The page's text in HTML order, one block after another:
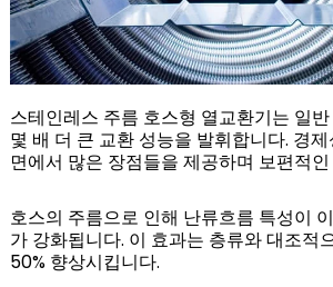
스테인레스 주름 호스형 열교환기는 일
몇 배 더 큰 교환 성능을 발휘합니다. 경
면에서 많은 장점들을 제공하며 보편적
호스의 주름으로 인해 난류흐름 특성이
가 강화됩니다. 이 효과는 층류와 대조적
50% 향상시킵니다.